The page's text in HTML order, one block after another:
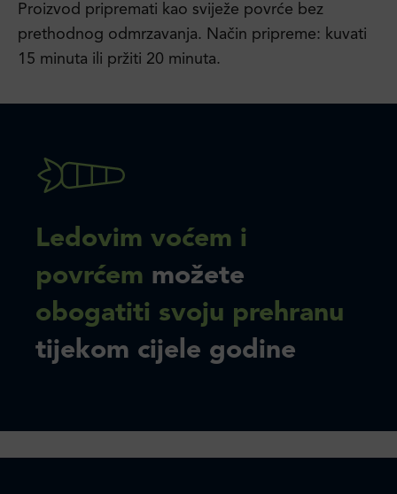
Proizvod pripremati kao sviježe povrće bez
prethodnog odmrzavanja. Način pripreme: kuvati
15 minuta ili pržiti 20 minuta.
Ledovim voćem i
povrćem možete
obogatiti svoju prehranu
tijekom cijele godine